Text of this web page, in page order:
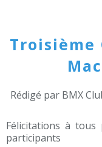
Troisième
Rédigé par BMX
Félicitations à
participants